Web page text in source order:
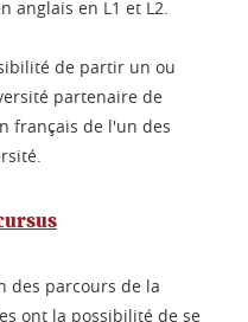
anglais en L1 et L2.
de partir un ou
partenaire de
français de l'un des
des parcours de la
ont la possibilité de se